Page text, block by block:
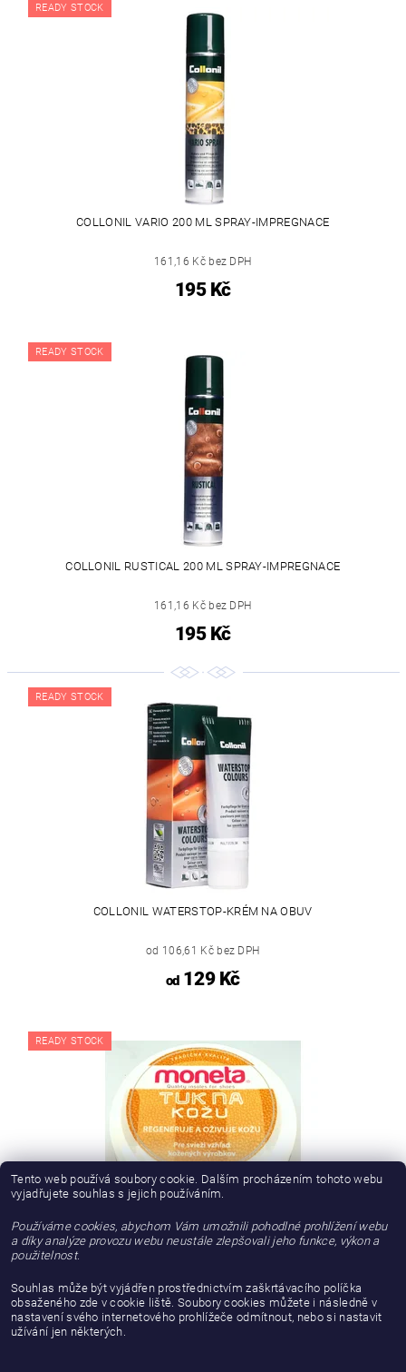
READY STOCK
COLLONIL VARIO 200 ML SPRAY-IMPREGNACE
161,16 Kč bez DPH
195 Kč
READY STOCK
COLLONIL RUSTICAL 200 ML SPRAY-IMPREGNACE
161,16 Kč bez DPH
195 Kč
READY STOCK
COLLONIL WATERSTOP-KRÉM NA OBUV
od 106,61 Kč bez DPH
od129 Kč
READY STOCK
61,98 Kč bez DPH
75 Kč
Tento web používá soubory cookie. Dalším procházením tohoto webu
vyjadřujete souhlas s jejich používáním.
Používáme cookies, abychom Vám umožnili pohodlné prohlížení webu
a díky analýze provozu webu neustále zlepšovali jeho funkce, výkon a
použitelnost.
Souhlas může být vyjádřen prostřednictvím zaškrtávacího políčka
obsaženého zde v cookie liště. Soubory cookies můžete i následně v
nastavení svého internetového prohlížeče odmítnout, nebo si nastavit
užívání jen některých.